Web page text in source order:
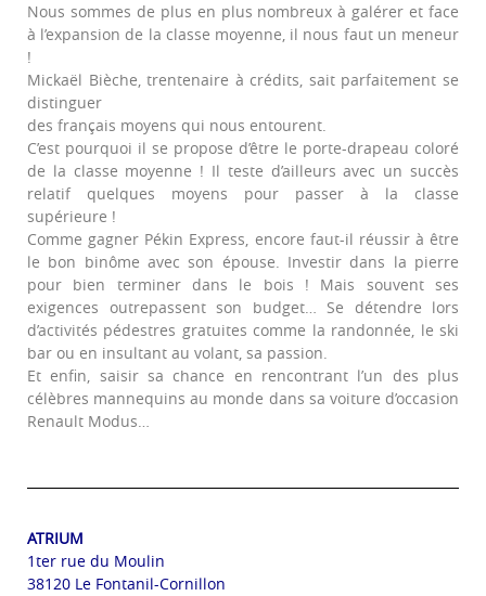
Nous sommes de plus en plus nombreux à galérer et face
à l’expansion de la classe moyenne, il nous faut un meneur
!
Mickaël Bièche, trentenaire à crédits, sait parfaitement se
distinguer
des français moyens qui nous entourent.
C’est pourquoi il se propose d’être le porte-drapeau coloré
de la classe moyenne ! Il teste d’ailleurs avec un succès
relatif quelques moyens pour passer à la classe
supérieure !
Comme gagner Pékin Express, encore faut-il réussir à être
le bon binôme avec son épouse. Investir dans la pierre
pour bien terminer dans le bois ! Mais souvent ses
exigences outrepassent son budget… Se détendre lors
d’activités pédestres gratuites comme la randonnée, le ski
bar ou en insultant au volant, sa passion.
Et enfin, saisir sa chance en rencontrant l’un des plus
célèbres mannequins au monde dans sa voiture d’occasion
Renault Modus…
ATRIUM
1ter rue du Moulin
38120 Le Fontanil-Cornillon